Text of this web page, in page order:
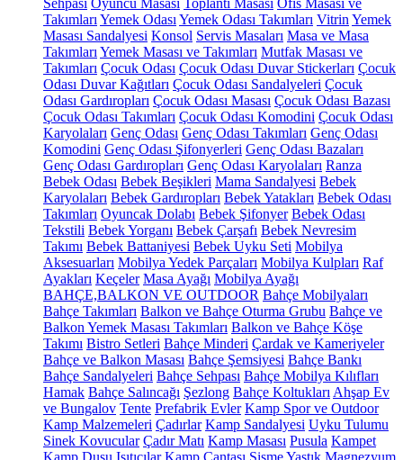
Sehpası Oyuncu Masası Toplantı Masası Ofis Masası ve
Takımları Yemek Odası Yemek Odası Takımları Vitrin Yemek
Masası Sandalyesi Konsol Servis Masaları Masa ve Masa
Takımları Yemek Masası ve Takımları Mutfak Masası ve
Takımları Çocuk Odası Çocuk Odası Duvar Stickerları Çocuk
Odası Duvar Kağıtları Çocuk Odası Sandalyeleri Çocuk
Odası Gardıropları Çocuk Odası Masası Çocuk Odası Bazası
Çocuk Odası Takımları Çocuk Odası Komodini Çocuk Odası
Karyolaları Genç Odası Genç Odası Takımları Genç Odası
Komodini Genç Odası Şifonyerleri Genç Odası Bazaları
Genç Odası Gardıropları Genç Odası Karyolaları Ranza
Bebek Odası Bebek Beşikleri Mama Sandalyesi Bebek
Karyolaları Bebek Gardıropları Bebek Yatakları Bebek Odası
Takımları Oyuncak Dolabı Bebek Şifonyer Bebek Odası
Tekstili Bebek Yorganı Bebek Çarşafı Bebek Nevresim
Takımı Bebek Battaniyesi Bebek Uyku Seti Mobilya
Aksesuarları Mobilya Yedek Parçaları Mobilya Kulpları Raf
Ayakları Keçeler Masa Ayağı Mobilya Ayağı
BAHÇE,BALKON VE OUTDOOR Bahçe Mobilyaları
Bahçe Takımları Balkon ve Bahçe Oturma Grubu Bahçe ve
Balkon Yemek Masası Takımları Balkon ve Bahçe Köşe
Takımı Bistro Setleri Bahçe Minderi Çardak ve Kameriyeler
Bahçe ve Balkon Masası Bahçe Şemsiyesi Bahçe Bankı
Bahçe Sandalyeleri Bahçe Sehpası Bahçe Mobilya Kılıfları
Hamak Bahçe Salıncağı Şezlong Bahçe Koltukları Ahşap Ev
ve Bungalov Tente Prefabrik Evler Kamp Spor ve Outdoor
Kamp Malzemeleri Çadırlar Kamp Sandalyesi Uyku Tulumu
Sinek Kovucular Çadır Matı Kamp Masası Pusula Kampet
Kamp Duşu Isıtıcılar Kamp Çantası Şişme Yastık Magnezyum